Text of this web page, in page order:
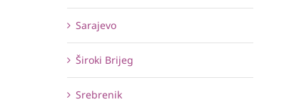
Sarajevo
Široki Brijeg
Srebrenik